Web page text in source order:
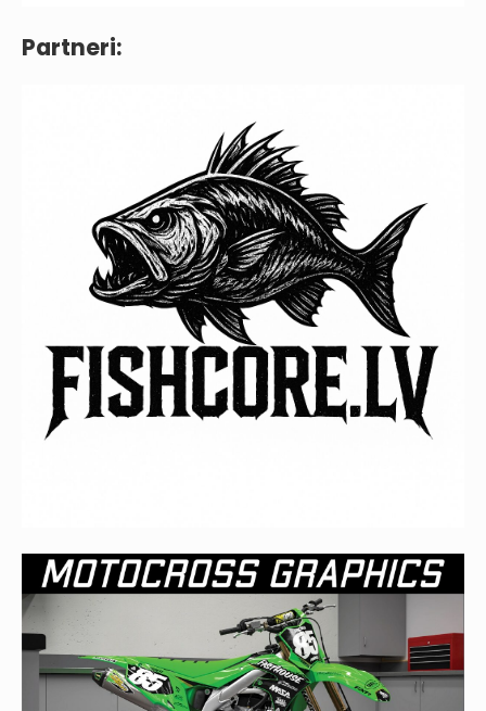
Partneri: